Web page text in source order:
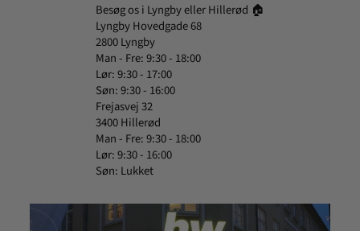
Besøg os i Lyngby eller Hillerød 🏠
Lyngby Hovedgade 68
2800 Lyngby
Man - Fre: 9:30 - 18:00
Lør: 9:30 - 17:00
Søn: 9:30 - 16:00
Frejasvej 32
3400 Hillerød
Man - Fre: 9:30 - 18:00
Lør: 9:30 - 16:00
Søn: Lukket